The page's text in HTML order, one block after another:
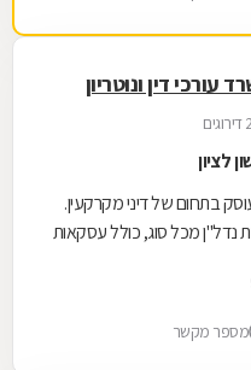
עורכי דין ונוטריון
2 דירוגים
בתחום של דיני מקרקעין.
מכל סוג, כולל עסקאות
מספר מקשר